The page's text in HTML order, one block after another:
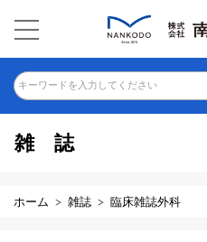
キーワードを入力してください
雑誌
ホーム 雑誌 臨床雑誌外科